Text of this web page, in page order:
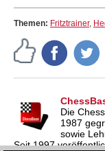
Themen: Fritztrainer,
Die
1987
sowie
Seit 1997